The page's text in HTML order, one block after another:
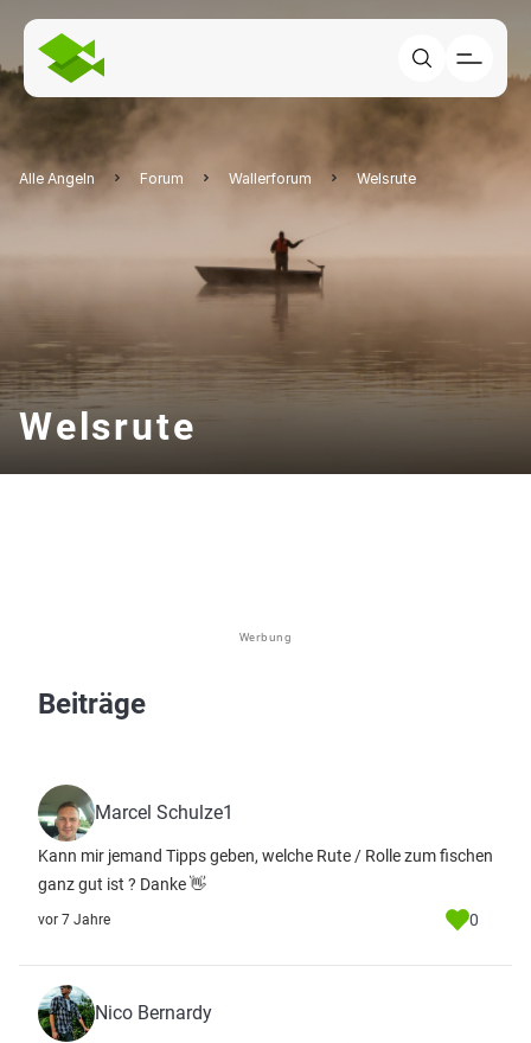
Alle Angeln Forum Wallerforum Welsrute
Welsrute
Werbung
Beiträge
Marcel Schulze1
Kann mir jemand Tipps geben, welche Rute / Rolle zum fischen
ganz gut ist ? Danke 👋
vor 7 Jahre 0
Nico Bernardy